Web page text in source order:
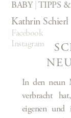
Kathrin Schierl
Facebook
Instagram
BABY| TIPPS
In den neun
verbracht
eigenen und